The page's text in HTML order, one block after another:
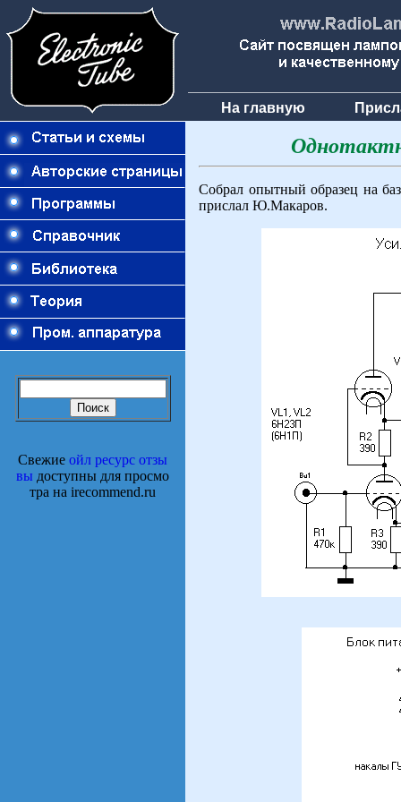
На главную
Свежие ойл ресурс отзы
вы доступны для просмо
тра на irecommend.ru
Собрал опытный образец на
прислал Ю.Макаров.